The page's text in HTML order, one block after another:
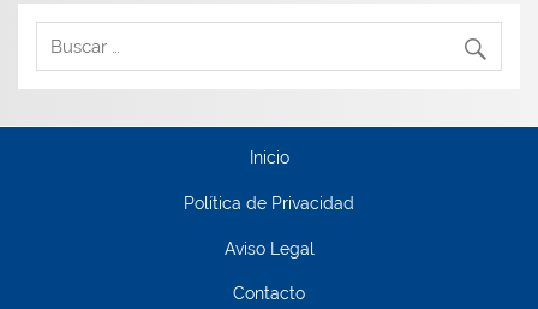
Inicio
Política de Privacidad
Aviso Legal
Contacto